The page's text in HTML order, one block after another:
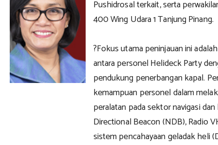
Pushidrosal terkait, serta
400 Wing Udara 1 Tanjung Pinang.
?Fokus utama peninjauan ini
antara personel Helideck Party
pendukung penerbangan kapal.
kemampuan personel dalam
peralatan pada sektor navigasi
Directional Beacon (NDB), Radio
sistem pencahayaan geladak heli